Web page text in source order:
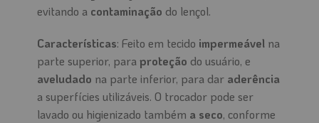
evitando a contaminação do lençol.
Características: Feito em tecido impermeávelna
parte superior, para proteção do usuário, e
aveludado na parte inferior, para dar aderência
a superfícies utilizáveis. O trocador pode ser
lavado ou higienizado também a seco, conforme